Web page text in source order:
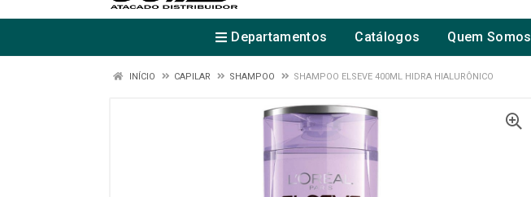
Departamentos Catálogos Quem Somos
INÍCIO CAPILAR SHAMPOO SHAMPOO ELSEVE 400ML HIDRA HIALURÔNICO